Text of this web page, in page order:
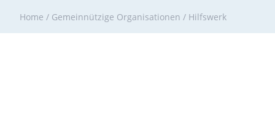
Home / Gemeinnützige Organisationen / Hilfswerk